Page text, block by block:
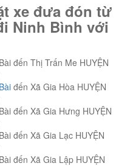
xe đưa đón từ
Ninh Bình với
đến Thị Trấn Me HUYỆN
đến Xã Gia Hòa HUYỆN
đến Xã Gia Hưng HUYỆN
đến Xã Gia Lạc HUYỆN
đến Xã Gia Lập HUYỆN